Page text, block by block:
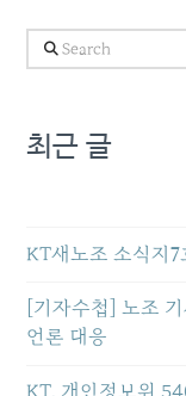
Search
최근 글
KT새노조 소식지7
[기자수첩] 노조
언론 대응